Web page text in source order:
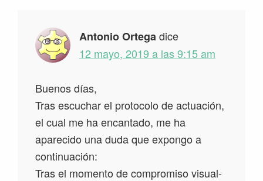
lectores
Antonio Ortegadice
12 mayo, 2019 a las 9:15 am
Buenos días,
Tras escuchar el protocolo de actuación,
el cual me ha encantado, me ha
aparecido una duda que expongo a
continuación:
Tras el momento de compromiso visual-